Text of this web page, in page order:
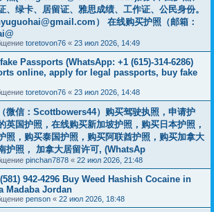
、绿卡、居留证、雅思成绩、工作证、公民身份。
） 在线购买护照（邮箱：
toretovon76 « 23 июл 2026, 14:49
Passports (WhatsApp: +1 (615)-314-6286)
online, apply for legal passports, buy fake
toretovon76 « 23 июл 2026, 14:48
微信：Scottbowers44）购买驾驶执照，申请护
英国护照，在线购买新加坡护照，购买日本护照，
照，购买泰国护照，购买阿联酋护照，购买加拿大
护照， 加拿大居留许可, (WhatsAp
pinchan7878 « 22 июл 2026, 21:48
942-4296 Buy Weed Hashish Cocaine in
Madaba Jordan
penson « 22 июл 2026, 18:48